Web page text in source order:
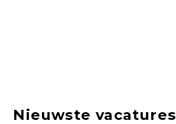
Nieuwste vacatures